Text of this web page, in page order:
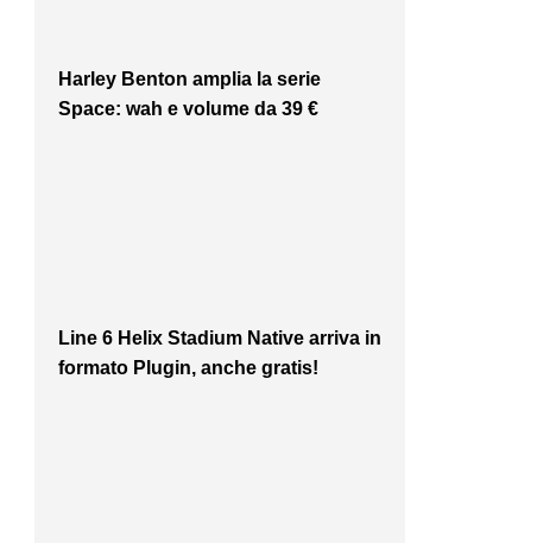
Harley Benton amplia la serie
Space: wah e volume da 39 €
Line 6 Helix Stadium Native arriva in
formato Plugin, anche gratis!